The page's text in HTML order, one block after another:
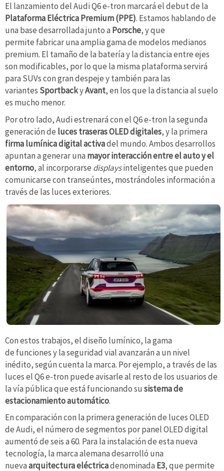
El lanzamiento del Audi Q6 e-tron marcará el debut de la
Plataforma Eléctrica Premium (PPE). Estamos hablando de
una base desarrollada junto a Porsche, y que
permite fabricar una amplia gama de modelos medianos
premium. El tamaño de la batería y la distancia entre ejes
son modificables, por lo que la misma plataforma servirá
para SUVs con gran despeje y también para las
variantes SportbackyAvant, en los que la distancia al suelo
es mucho menor.
Por otro lado, Audi estrenará con el Q6 e-tron la segunda
generación de luces traseras OLED digitales, y la primera
firma lumínica digital activadel mundo. Ambos desarrollos
apuntan a generar una mayor interacción entre el auto y el
entorno, al incorporarse displaysinteligentes que pueden
comunicarse con transeúntes, mostrándoles información a
través de las luces exteriores.
Con estos trabajos, el diseño lumínico, la gama
de funciones y la seguridad vial avanzarán a un nivel
inédito, según cuenta la marca. Por ejemplo, a través de las
luces el Q6 e-tron puede avisarle al resto de los usuarios de
la vía pública que está funcionando su sistema de
estacionamiento automático.
En comparación con la primera generación de luces OLED
de Audi, el número de segmentos por panel OLED digital
aumentó de seis a 60. Para la instalación de esta nueva
tecnología, la marca alemana desarrolló una
nuevaarquitectura eléctricadenominada E3, que permite